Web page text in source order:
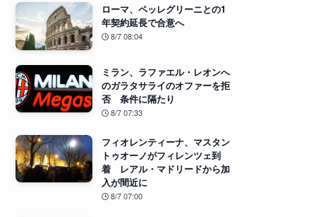
ローマ、ペッレグリーニとの1
年契約延長で合意へ
8/7 08:04
ミラン、ラファエル・レオンへ
のガラタサライのオファーを拒
否 条件に隔たり
8/7 07:33
フィオレンティーナ、マスタン
トゥオーノがフィレンツェ到
着 レアル・マドリードから加
入が間近に
8/7 07:00